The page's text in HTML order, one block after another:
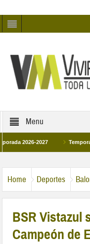
Menu
2027 Temporada de
Home Deportes
BSR Vistazul
Campeón de